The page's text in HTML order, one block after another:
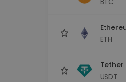
ETH
Tether
USDT